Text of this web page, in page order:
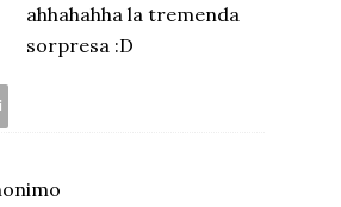
ahhahahha la tremenda
sorpresa :D